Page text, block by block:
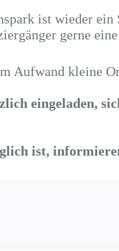
ist wieder
gerne
kleine
eingeladen,
ist,